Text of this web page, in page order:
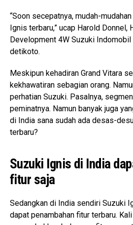
“Soon secepatnya, mudah-
Ignis terbaru,” ucap Harold Donnel,
Development 4W Suzuki
detikoto.
Meskipun kehadiran Grand Vitara
kekhawatiran sebagian orang.
perhatian Suzuki. Pasalnya,
peminatnya. Namun banyak juga
di India sana sudah ada desas-
terbaru?
Suzuki Ignis di India
fitur saja
Sedangkan di India sendiri Suzuki
dapat penambahan fitur terbaru.